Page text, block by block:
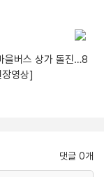
을버스 상가 돌진…8
영상]
댓글 0개